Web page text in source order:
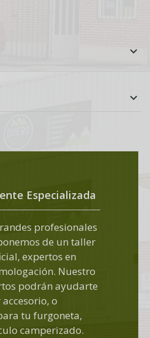


Especializada
profesionales
de un taller
expertos en
Nuestro
podrán ayudarte
o
tu furgoneta,
camperizado.